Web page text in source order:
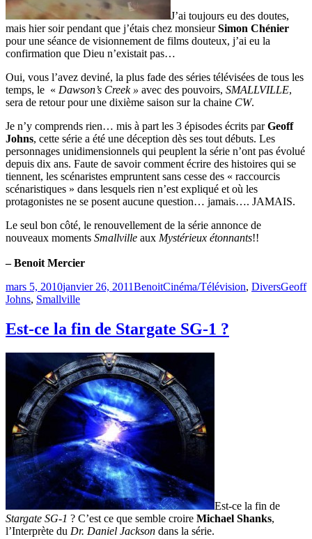
J’ai toujours eu des doutes,
mais hier soir pendant que j’étais chez monsieurSimon Chénier
pour une séance de visionnement de films douteux, j’ai eu la
confirmation que Dieu n’existait pas…
Oui, vous l’avez deviné, la plus fade des séries télévisées de tous les
temps, le « Dawson’s Creek » avec des pouvoirs, SMALLVILLE,
sera de retour pour une dixième saison sur la chaine CW.
Je n’y comprends rien… mis à part les 3 épisodes écrits parGeoff
Johns, cette série a été une déception dès ses tout débuts. Les
personnages unidimensionnels qui peuplent la série n’ont pas évolué
depuis dix ans. Faute de savoir comment écrire des histoires qui se
tiennent, les scénaristes empruntent sans cesse des « raccourcis
scénaristiques » dans lesquels rien n’est expliqué et où les
protagonistes ne se posent aucune question… jamais…. JAMAIS.
Le seul bon côté, le renouvellement de la série annonce de
nouveaux moments Smallville aux Mystérieux étonnants!!
– Benoit Mercier
Publié
le
mars 5, 2010janvier 26, 2011BenoitCatégories
Cinéma/Télévision, DiversGeoff
Johns, Smallville
Est-ce la fin de Stargate SG-1 ?
Est-ce la fin de
Stargate SG-1 ? C’est ce que semble croire Michael Shanks,
l’Interprète du Dr. Daniel Jackson dans la série.